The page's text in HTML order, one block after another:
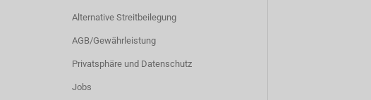
Alternative Streitbeilegung
AGB/Gewährleistung
Privatsphäre und Datenschutz
Jobs